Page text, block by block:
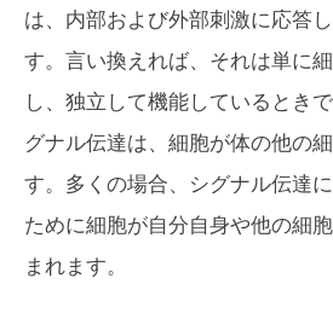
は、内部および外部刺激に応答
す。言い換えれば、それは単に
し、独立して機能しているとき
グナル伝達は、細胞が体の他の
す。多くの場合、シグナル伝達
ために細胞が自分自身や他の細
まれます。